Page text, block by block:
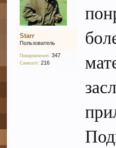
Starr
Пользователь
Повідомлення: 347
Симпатії: 216